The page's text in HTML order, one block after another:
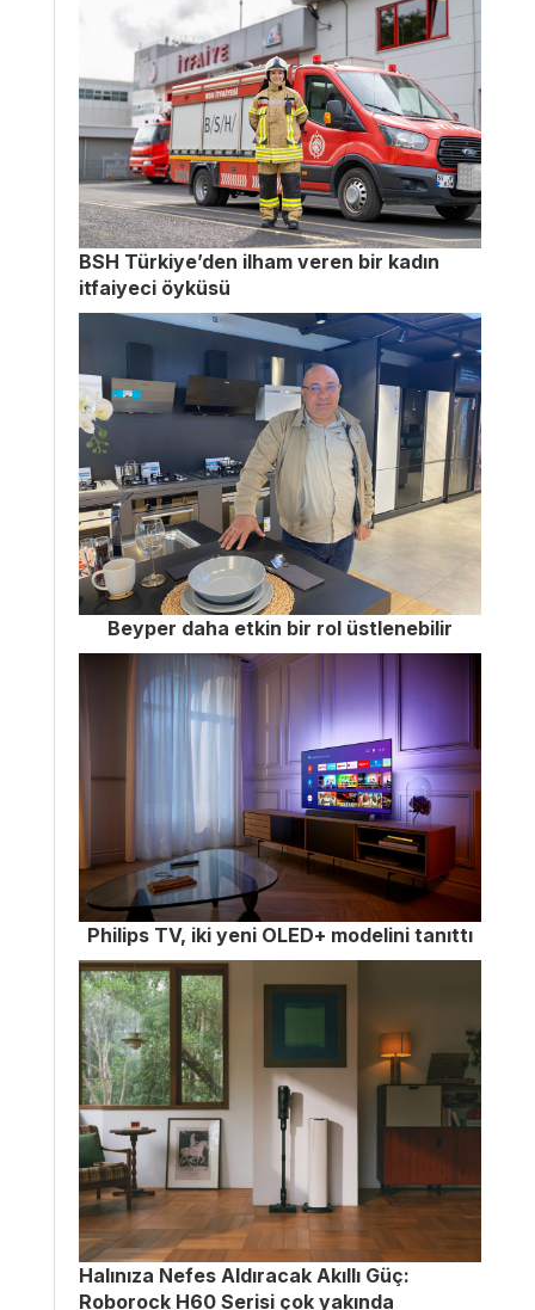
BSH Türkiye’den ilham veren bir kadın
itfaiyeci öyküsü
Beyper daha etkin bir rol üstlenebilir
Philips TV, iki yeni OLED+ modelini tanıttı
Halınıza Nefes Aldıracak Akıllı Güç:
Roborock H60 Serisi çok yakında